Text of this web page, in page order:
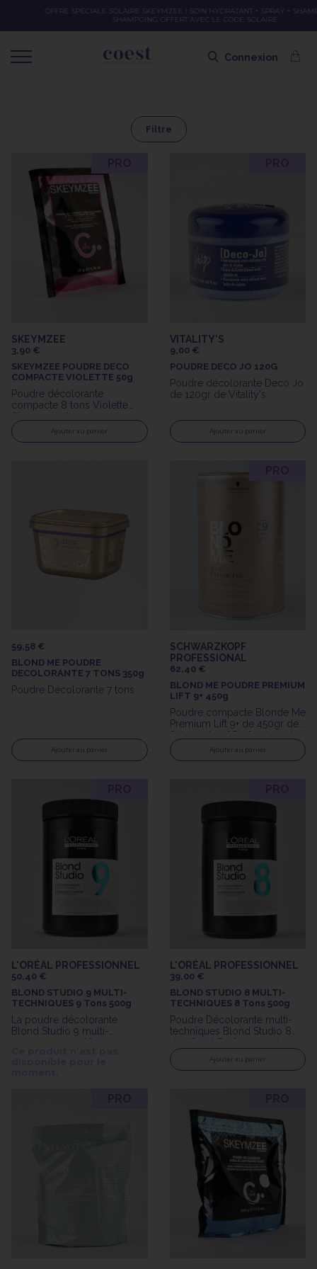
OFFRE SPÉCIALE SOLAIRE SKEYMZEE ! SOIN HYDRATANT + SPRAY + SHAMPOING =
SHAMPOING OFFERT AVEC LE CODE SOLAIRE
Connexion
Filtre
SKEYMZEE
3,90 €
SKEYMZEE POUDRE DECO
COMPACTE VIOLETTE 50g
Poudre décolorante
compacte 8 tons Violette
Skeymzee de 50gr
Ajouter au panier
VITALITY'S
9,00 €
POUDRE DECO JO 120G
Poudre décolorante Deco Jo
de 120gr de Vitality's
Ajouter au panier
59,58 €
BLOND ME POUDRE
DECOLORANTE 7 TONS 350g
Poudre Décolorante 7 tons
Ajouter au panier
SCHWARZKOPF
PROFESSIONAL
62,40 €
BLOND ME POUDRE PREMIUM
LIFT 9+ 450g
Poudre compacte Blonde Me
Premium Lift 9+ de 450gr de
Schwarzkopf Professionnal
Ajouter au panier
L'ORÉAL PROFESSIONNEL
50,40 €
BLOND STUDIO 9 MULTI-
TECHNIQUES 9 Tons 500g
La poudre décolorante
Blond Studio 9 multi-
techniques de L'Oréal
L'ORÉAL PROFESSIONNEL
39,00 €
BLOND STUDIO 8 MULTI-
TECHNIQUES 8 Tons 500g
Poudre Décolorante multi-
techniques Blond Studio 8
de l'Oréal Professionnel
500g
Ajouter au panier